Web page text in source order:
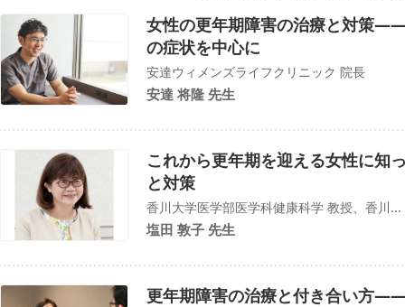
女性の更年期障害の治療と対策
の症状を中心に
安達ウィメンズライフクリニック 院長
安達 将隆 先生
これから更年期を迎える女性に知
と対策
香川大学医学部医学科健康科学 教授、香川...
塩田 敦子 先生
更年期障害の治療と付き合い方